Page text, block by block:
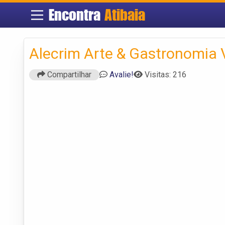
EncontraAtibaia
Alecrim Arte & Gastronomia
Compartilhar Avalie! Visitas: 216